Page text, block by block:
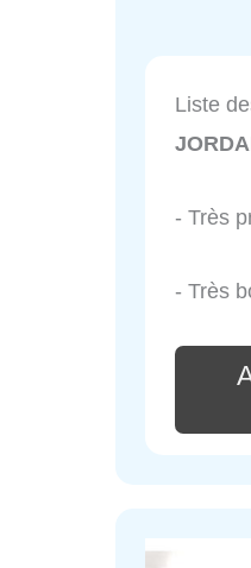
Liste
- Très
- Très